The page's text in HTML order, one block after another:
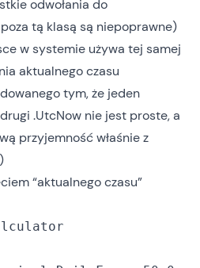
odwołania do
tą klasą są niepoprawne)
w systemie używa tej samej
aktualnego czasu
tym, że jeden
.UtcNow nie jest proste, a
przyjemność właśnie z
“aktualnego czasu”